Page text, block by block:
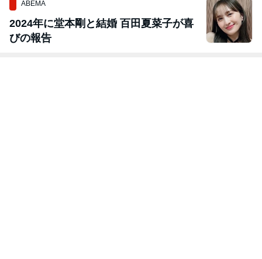
ABEMA
2024年に堂本剛と結婚 百田夏菜子が喜
びの報告